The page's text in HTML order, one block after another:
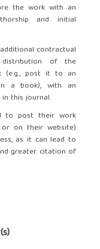
the work with an
and initial
contractual
distribution of the
(e.g., post it to an
a book), with an
this journal.
to post their work
on their website)
as it can lead to
greater citation of